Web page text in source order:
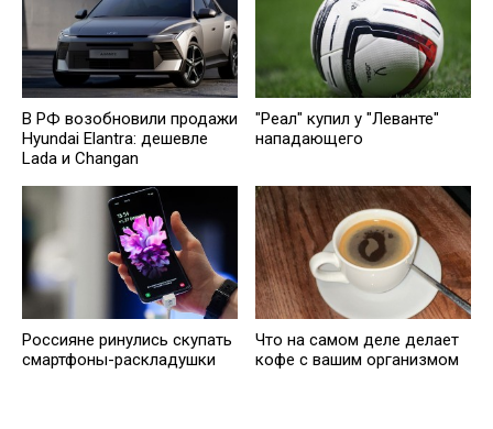
В РФ возобновили продажи
Hyundai Elantra: дешевле
Lada и Changan
"Реал" купил у "Леванте"
нападающего
Россияне ринулись скупать
смартфоны-раскладушки
Что на самом деле делает
кофе с вашим организмом